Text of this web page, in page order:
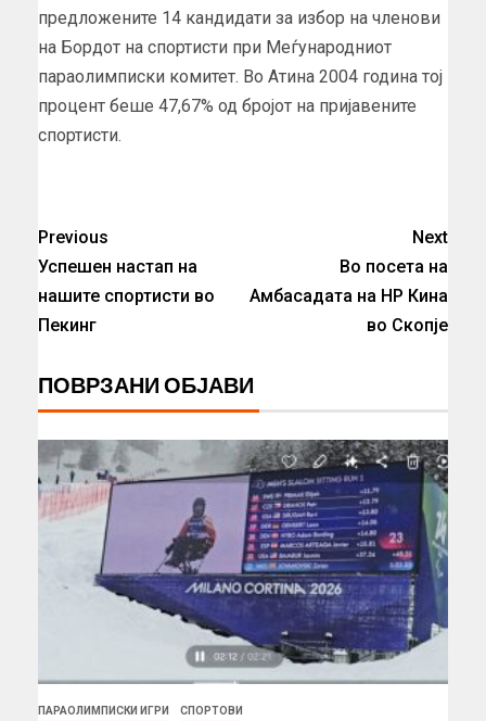
предложените 14 кандидати за избор на членови
на Бордот на спортисти при Меѓународниот
параолимписки комитет. Во Атина 2004 година тој
процент беше 47,67% од бројот на пријавените
спортисти.
Previous
Успешен настап на
нашите спортисти во
Пекинг
Next
Во посета на
Амбасадата на НР Кина
во Скопје
ПОВРЗАНИ ОБЈАВИ
ПАРАОЛИМПИСКИ ИГРИ СПОРТОВИ